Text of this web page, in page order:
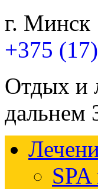
г. Минск
+375
Отдых и
дальнем